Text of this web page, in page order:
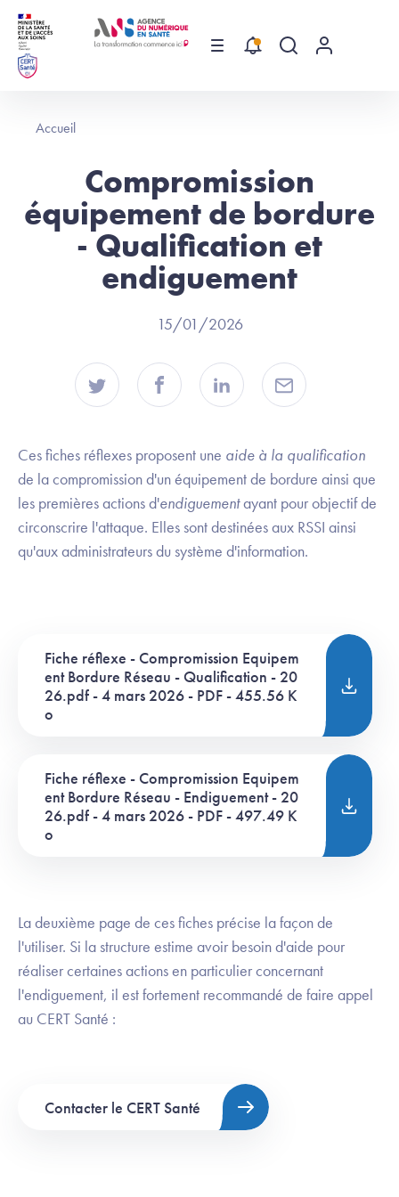
Aller au contenu principal
Menu Recherche
Menu
Accueil
Compromission
équipement de bordure
- Qualification et
endiguement
15/01/2026
Ces fiches réflexes proposent une aide à la qualification
de la compromission d'un équipement de bordure ainsi que
les premières actions d'endiguementayant pour objectif de
circonscrire l'attaque. Elles sont destinées aux RSSI ainsi
qu'aux administrateurs du système d'information.
Fiche réflexe - Compromission Equipem
ent Bordure Réseau - Qualification - 20
26.pdf - 4 mars 2026 - PDF - 455.56 K
o
Fiche réflexe - Compromission Equipem
ent Bordure Réseau - Endiguement - 20
26.pdf - 4 mars 2026 - PDF - 497.49 K
o
La deuxième page de ces fiches précise la façon de
l'utiliser. Si la structure estime avoir besoin d'aide pour
réaliser certaines actions en particulier concernant
l'endiguement, il est fortement recommandé de faire appel
au CERT Santé :
Contacter le CERT Santé